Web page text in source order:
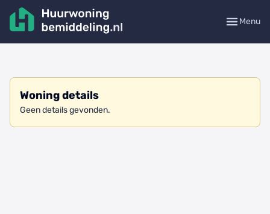
Menu
Woning details
Geen details gevonden.